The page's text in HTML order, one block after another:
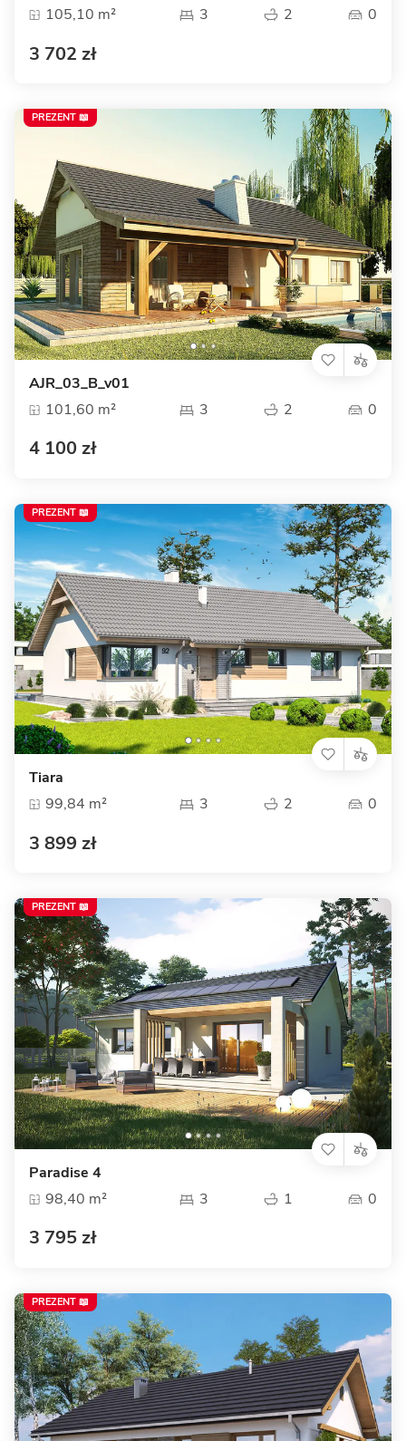
105,10 m²
3 2 0
3 702 zł
AJR_03_B_v01
101,60 m²
3 2 0
4 100 zł
PREZENT 📖
Tiara
99,84 m²
3 2 0
3 899 zł
PREZENT 📖
Paradise 4
98,40 m²
3 1 0
3 795 zł
PREZENT 📖
PREZENT 📖